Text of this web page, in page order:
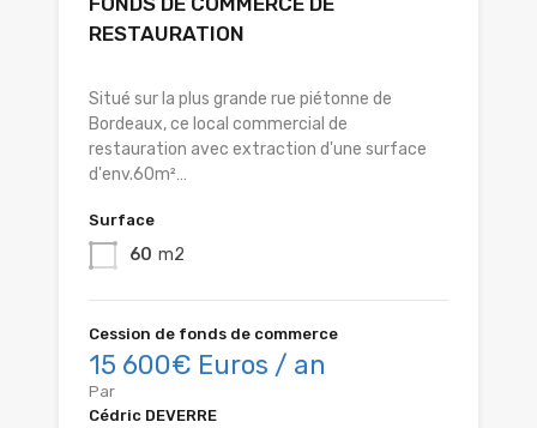
RESTAURATION
Situé sur la plus grande rue piétonne de
Bordeaux, ce local commercial de
restauration avec extraction d'une surface
d'env.60m²…
Surface
60 m2
Cession de fonds de commerce
15 600€ Euros / an
Par
Cédric DEVERRE